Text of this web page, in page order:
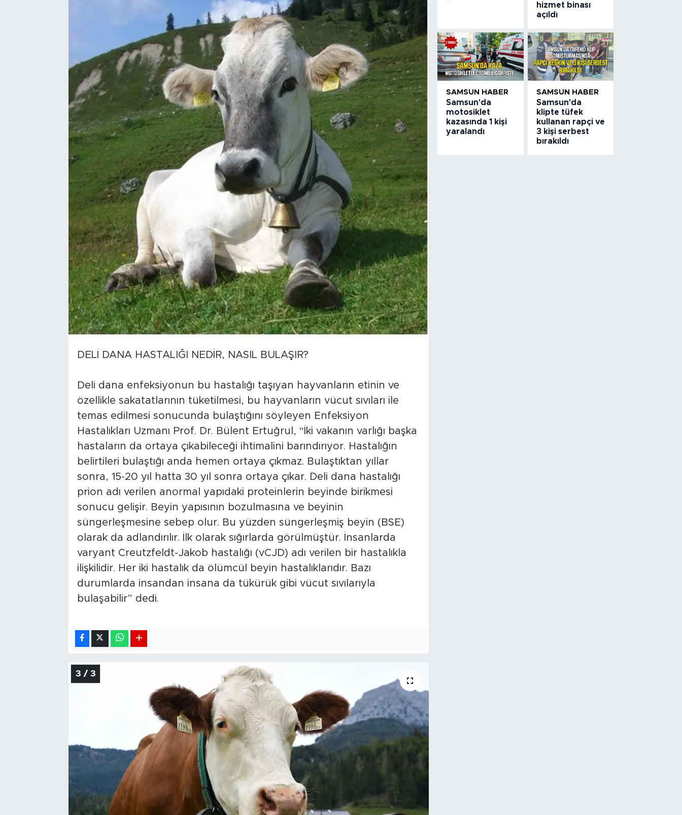
DELİ DANA HASTALIĞI NEDİR, NASIL BULAŞIR?
Deli dana enfeksiyonun bu hastalığı taşıyan hayvanların etinin ve
özellikle sakatatlarının tüketilmesi, bu hayvanların vücut sıvıları ile
temas edilmesi sonucunda bulaştığını söyleyen Enfeksiyon
Hastalıkları Uzmanı Prof. Dr. Bülent Ertuğrul, “İki vakanın varlığı başka
hastaların da ortaya çıkabileceği ihtimalini barındırıyor. Hastalığın
belirtileri bulaştığı anda hemen ortaya çıkmaz. Bulaştıktan yıllar
sonra, 15-20 yıl hatta 30 yıl sonra ortaya çıkar. Deli dana hastalığı
prion adı verilen anormal yapıdaki proteinlerin beyinde birikmesi
sonucu gelişir. Beyin yapısının bozulmasına ve beyinin
süngerleşmesine sebep olur. Bu yüzden süngerleşmiş beyin (BSE)
olarak da adlandırılır. İlk olarak sığırlarda görülmüştür. İnsanlarda
varyant Creutzfeldt-Jakob hastalığı (vCJD) adı verilen bir hastalıkla
ilişkilidir. Her iki hastalık da ölümcül beyin hastalıklarıdır. Bazı
durumlarda insandan insana da tükürük gibi vücut sıvılarıyla
bulaşabilir” dedi.
3 / 3
hizmet binası
açıldı
SAMSUN HABER
Samsun'da
motosiklet
kazasında 1 kişi
yaralandı
SAMSUN HABER
Samsun'da
klipte tüfek
kullanan rapçi ve
3 kişi serbest
bırakıldı